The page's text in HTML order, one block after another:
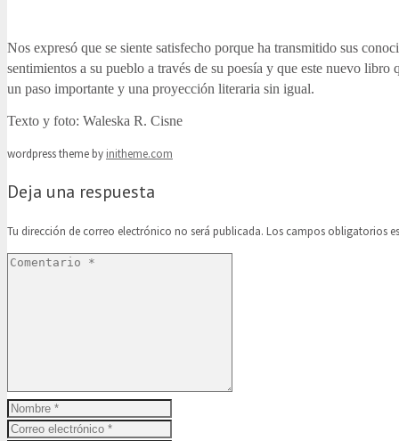
Nos expresó que se siente satisfecho porque ha transmitido sus
sentimientos a su pueblo a través de su poesía y que este nuevo libro
un paso importante y una proyección literaria sin igual.
Texto y foto: Waleska R. Cisne
wordpress theme by initheme.com
Deja una respuesta
Tu dirección de correo electrónico no será publicada. Los campos obligatorios